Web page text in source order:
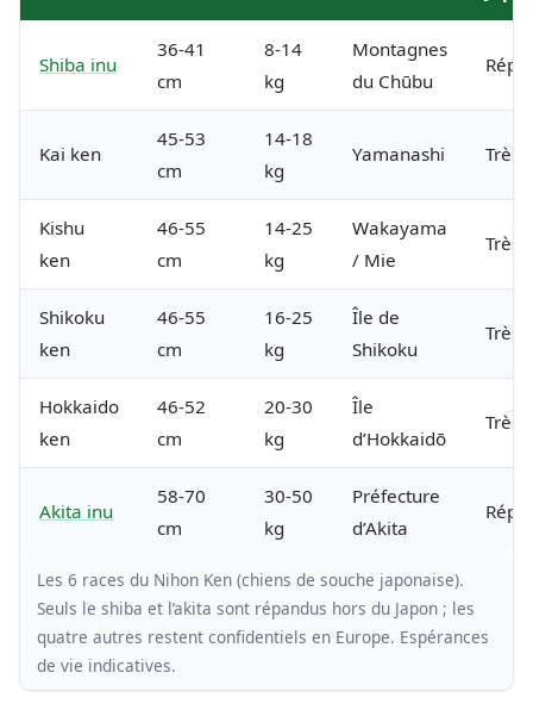
Shiba inu
36-41
cm
8-14
kg
Montagnes
du Chūbu
Kai ken
45-53
cm
14-18
kg
Yamanashi Très
Kishu
ken
46-55
cm
14-25
kg
Wakayama
/ Mie
Très
Shikoku
ken
46-55
cm
16-25
kg
Île de
Shikoku
Très
Hokkaido
ken
46-52
cm
20-30
kg
Île
d’Hokkaidō
Très
Akita inu
58-70
cm
30-50
kg
Préfecture
d’Akita
Les 6 races du Nihon Ken (chiens de souche japonaise).
Seuls le shiba et l’akita sont répandus hors du Japon ; les
quatre autres restent confidentiels en Europe. Espérances
de vie indicatives.